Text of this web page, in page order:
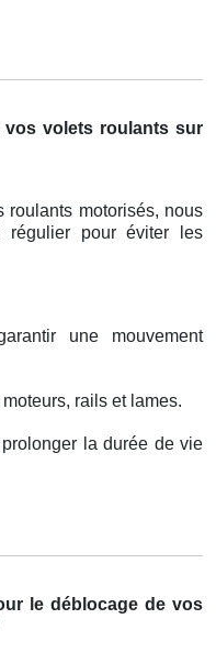
vos volets roulants sur
roulants motorisés, nous
régulier pour éviter les
une mouvement
rails et lames.
prolonger la durée de vie
le déblocage de vos